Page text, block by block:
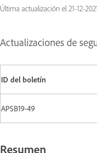
Última actualización el 21-12-
Actualizaciones de
ID del boletín
APSB19-49
Resumen